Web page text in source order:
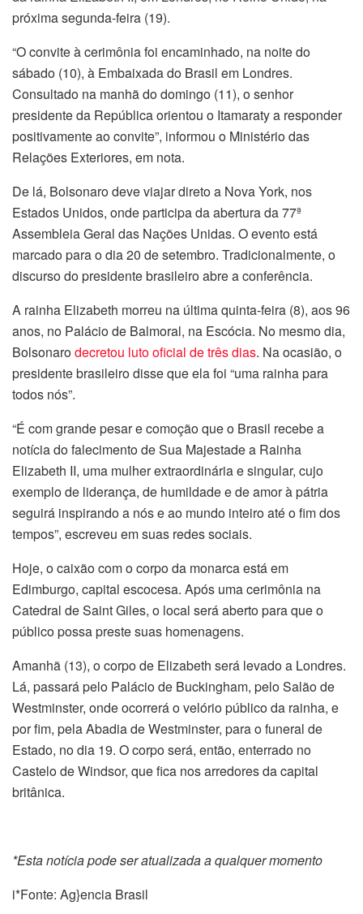
próxima segunda-feira (19).
“O convite à cerimônia foi encaminhado, na noite do
sábado (10), à Embaixada do Brasil em Londres.
Consultado na manhã do domingo (11), o senhor
presidente da República orientou o Itamaraty a responder
positivamente ao convite”, informou o Ministério das
Relações Exteriores, em nota.
De lá, Bolsonaro deve viajar direto a Nova York, nos
Estados Unidos, onde participa da abertura da 77ª
Assembleia Geral das Nações Unidas. O evento está
marcado para o dia 20 de setembro. Tradicionalmente, o
discurso do presidente brasileiro abre a conferência.
A rainha Elizabeth morreu na última quinta-feira (8), aos 96
anos, no Palácio de Balmoral, na Escócia. No mesmo dia,
Bolsonarodecretou luto oficial de três dias. Na ocasião, o
presidente brasileiro disse que ela foi “uma rainha para
todos nós”.
“É com grande pesar e comoção que o Brasil recebe a
notícia do falecimento de Sua Majestade a Rainha
Elizabeth II, uma mulher extraordinária e singular, cujo
exemplo de liderança, de humildade e de amor à pátria
seguirá inspirando a nós e ao mundo inteiro até o fim dos
tempos”, escreveu em suas redes sociais.
Hoje, o caixão com o corpo da monarca está em
Edimburgo, capital escocesa. Após uma cerimônia na
Catedral de Saint Giles, o local será aberto para que o
público possa preste suas homenagens.
Amanhã (13), o corpo de Elizabeth será levado a Londres.
Lá, passará pelo Palácio de Buckingham, pelo Salão de
Westminster, onde ocorrerá o velório público da rainha, e
por fim, pela Abadia de Westminster, para o funeral de
Estado, no dia 19. O corpo será, então, enterrado no
Castelo de Windsor, que fica nos arredores da capital
britânica.
*Esta notícia pode ser atualizada a qualquer momento
i*Fonte: Ag}encia Brasil